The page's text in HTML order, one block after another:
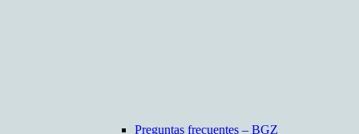
Preguntas frecuentes – BGZ